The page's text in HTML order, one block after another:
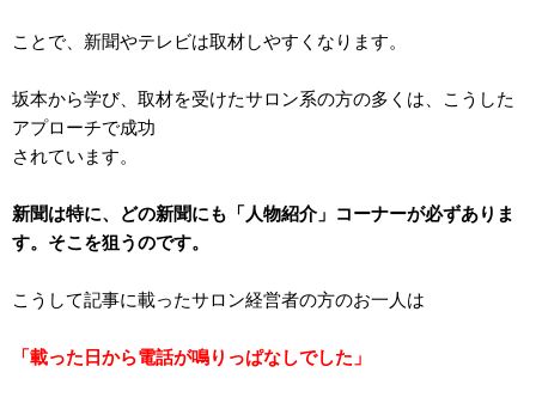
ことで、新聞やテレビは取材しやすくなります。
坂本から学び、取材を受けたサロン系の方の多くは、こうした
アプローチで成功
されています。
新聞は特に、どの新聞にも「人物紹介」コーナーが必ずありま
す。そこを狙うのです。
こうして記事に載ったサロン経営者の方のお一人は
「載った日から電話が鳴りっぱなしでした」